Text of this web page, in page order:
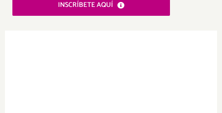
INSCRÍBETE AQUÍ